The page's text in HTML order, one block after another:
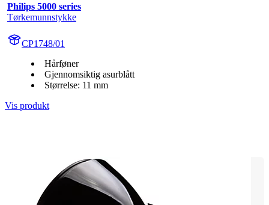
Philips 5000 series
Tørkemunnstykke
CP1748/01
Hårføner
Gjennomsiktig asurblått
Størrelse: 11 mm
Vis produkt